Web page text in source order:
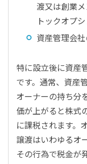
渡又は創業
トックオプ
資産管理会
特に設立後に資産
です。通常、資産
オーナーの持ち分
価が上がると株式
に課税されます。
譲渡はいわゆるオ
その行為で税金が